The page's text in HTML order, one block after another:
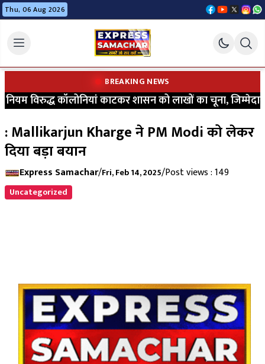
Thu, 06 Aug 2026
BREAKING NEWS
विरुद्ध कॉलोनियां काटकर शासन को लाखों का चूना,
: Mallikarjun Kharge ने PM Modi को लेकर
दिया बड़ा बयान
Express Samachar/Fri, Feb 14, 2025/Post views : 149
Uncategorized